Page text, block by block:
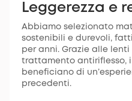
Leggerezza e
Abbiamo selezionato
sostenibili e durevoli,
per anni. Grazie alle lenti
trattamento antiriflesso,
beneficiano di
precedenti.